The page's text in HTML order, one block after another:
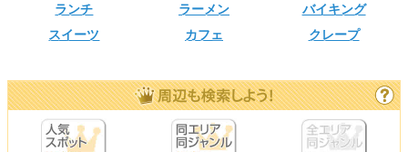
ランチ ラーメン
バイキング
スイーツ
カフェ クレープ